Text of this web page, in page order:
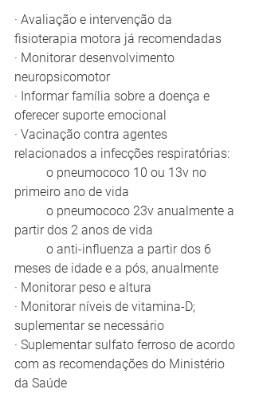
· Avaliação e intervenção da
fisioterapia motora já recomendadas
· Monitorar desenvolvimento
neuropsicomotor
· Informar família sobre a doença e
oferecer suporte emocional
· Vacinação contra agentes
relacionados a infecções respiratórias:
primeiro ano de vida
partir dos 2 anos de vida
meses de idade e a pós, anualmente
· Monitorar peso e altura
· Monitorar níveis de vitamina-D;
suplementar se necessário
· Suplementar sulfato ferroso de acordo
com as recomendações do Ministério
da Saúde